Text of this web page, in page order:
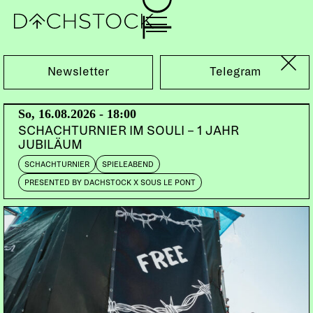
Mi, 15.04.2015
JOHN THE CONQUEROR
DOORS:
ABENDKASSE:
ABENDKASSE
Newsletter Telegram
So, 16.08.2026 - 18:00
SCHACHTURNIER IM SOULI – 1 JAHR
JUBILÄUM
SCHACHTURNIER SPIELEABEND
PRESENTED BY DACHSTOCK X SOUS LE PONT